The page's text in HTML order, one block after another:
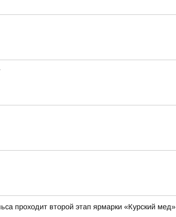
проходит второй этап ярмарки «Курский мед»